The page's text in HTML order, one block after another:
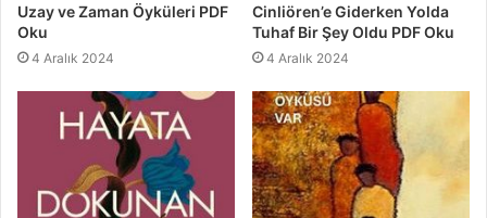
Uzay ve Zaman Öyküleri PDF
Oku
4 Aralık 2024
Cinliören’e Giderken Yolda
Tuhaf Bir Şey Oldu PDF Oku
4 Aralık 2024